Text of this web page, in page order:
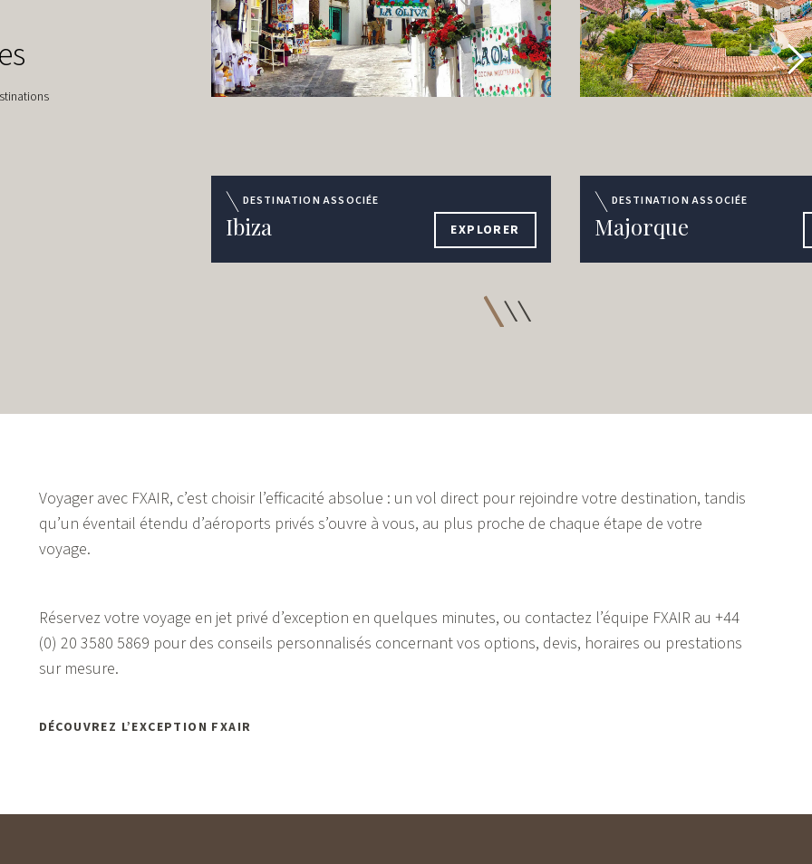
DESTINATION ASSOCIÉE
Ibiza EXPLORER
DESTINATION ASSOCIÉE
Majorque
Voyager avec FXAIR, c’est choisir l’efficacité absolue : un vol direct pour rejoindre votre destination, tandis
qu’un éventail étendu d’aéroports privés s’ouvre à vous, au plus proche de chaque étape de votre
voyage.
Réservez votre voyage en jet privé d’exception en quelques minutes, ou contactez l’équipe FXAIR au +44
(0) 20 3580 5869 pour des conseils personnalisés concernant vos options, devis, horaires ou prestations
sur mesure.
DÉCOUVREZ L’EXCEPTION FXAIR